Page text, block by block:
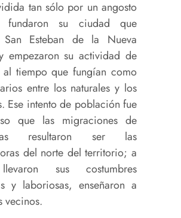
tan sólo por un angosto
su ciudad que
San Esteban de la Nueva
empezaron su actividad de
al tiempo que fungían como
entre los naturales y los
Ese intento de población fue
que las migraciones de
resultaron ser las
del norte del territorio; a
sus costumbres
y laboriosas, enseñaron a
vecinos.